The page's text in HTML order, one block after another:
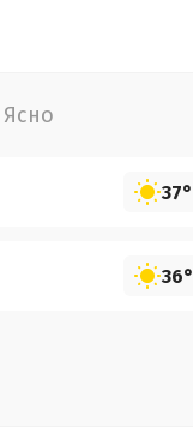
Ясно
37°
36°